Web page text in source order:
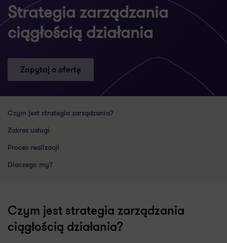
Strategia zarządzania
ciągłością działania
Zapytaj o ofertę
Czym jest strategia zarządzania?
Zakres usługi
Proces realizacji
Dlaczego my?
Czym jest strategia zarządzania
ciągłością działania?